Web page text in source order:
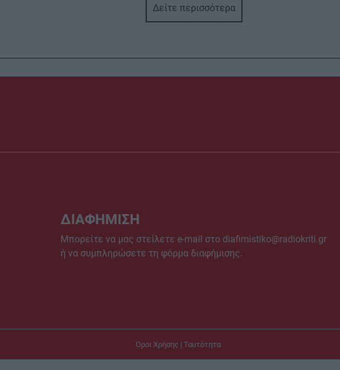
Δείτε περισσότερα
ΔΙΑΦΗΜΙΣΗ
Μπορείτε να μας στείλετε e-mail στο diafimistiko@radiokriti.gr
ή να συμπληρώσετε τη φόρμα διαφήμισης.
Όροι Χρήσης | Ταυτότητα